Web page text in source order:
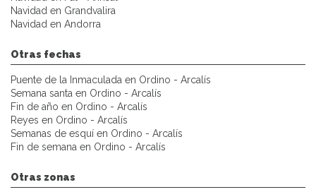
Navidad en Grandvalira
Navidad en Andorra
Otras fechas
Puente de la Inmaculada en Ordino - Arcalís
Semana santa en Ordino - Arcalís
Fin de año en Ordino - Arcalís
Reyes en Ordino - Arcalís
Semanas de esquí en Ordino - Arcalís
Fin de semana en Ordino - Arcalís
Otras zonas